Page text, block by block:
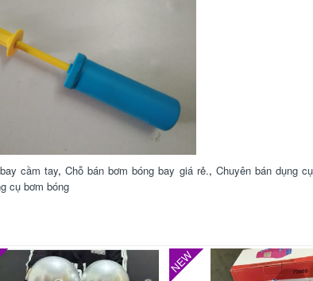
cầm tay,Chỗ bán bơm bóng bay giá rẻ., Chuyên bán dụng
cụ bơm bóng
NEW